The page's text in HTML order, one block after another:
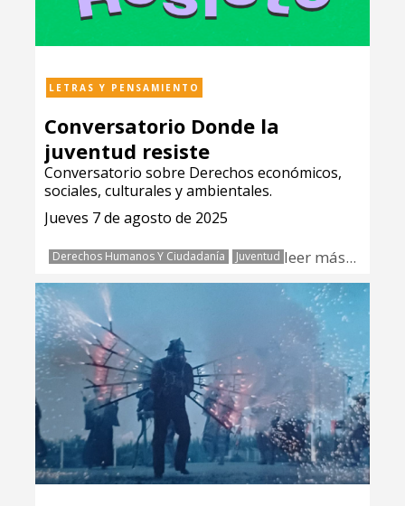
LETRAS Y PENSAMIENTO
Conversatorio Donde la
juventud resiste
Conversatorio sobre Derechos económicos,
sociales, culturales y ambientales.
Jueves 7 de agosto de 2025
Derechos Humanos Y Ciudadanía Juventud leer más...